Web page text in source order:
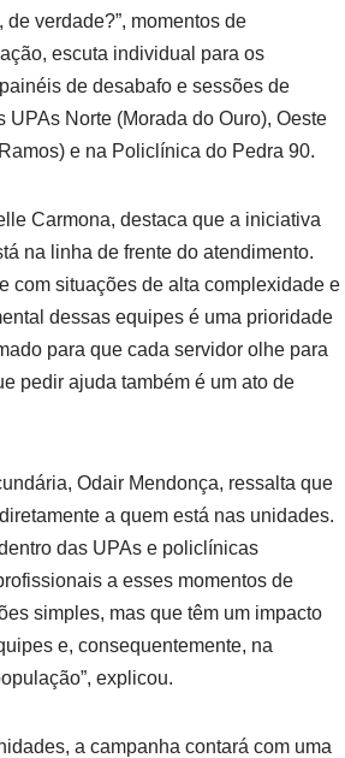
verdade?”, momentos de
escuta individual para os
de desabafo e sessões de
Norte (Morada do Ouro), Oeste
e na Policlínica do Pedra 90.
Carmona, destaca que a iniciativa
na linha de frente do atendimento.
com situações de alta complexidade e
dessas equipes é uma prioridade
para que cada servidor olhe para
pedir ajuda também é um ato de
Odair Mendonça, ressalta que
a quem está nas unidades.
das UPAs e policlínicas
a esses momentos de
simples, mas que têm um impacto
e, consequentemente, na
explicou.
a campanha contará com uma